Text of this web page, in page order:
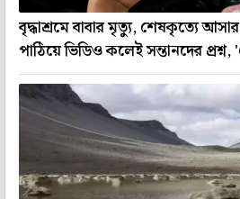
বৃদ্ধাশ্রমে বাবার মৃত্যু, শেষকৃত্যে
পাঠিয়ে ভিডিও কলেই সন্তানদের